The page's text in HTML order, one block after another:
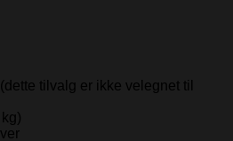
tilvalg er ikke velegnet til